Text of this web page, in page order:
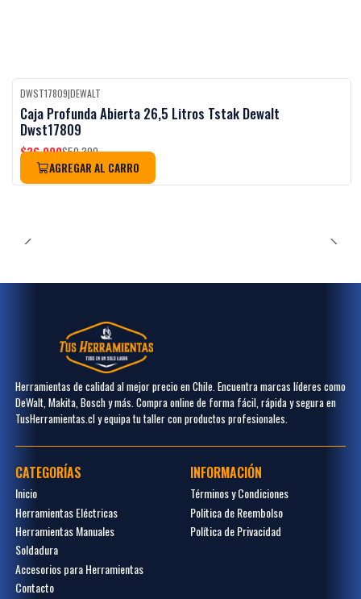
-27%OFF
DWST17809|DEWALT
Caja Profunda Abierta 26,5 Litros Tstak Dewalt
Dwst17809
$36.990$50.390
AGREGAR AL CARRO
Herramientas de calidad al mejor precio en Chile. Encuentra marcas líderes como
DeWalt, Makita, Bosch y más. Compra online de forma fácil, rápida y segura en
TusHerramientas.cl y equipa tu taller con productos profesionales.
CATEGORÍAS
Inicio
Herramientas Eléctricas
Herramientas Manuales
Soldadura
Accesorios para Herramientas
Contacto
INFORMACIÓN
Términos y Condiciones
Politica de Reembolso
Política de Privacidad